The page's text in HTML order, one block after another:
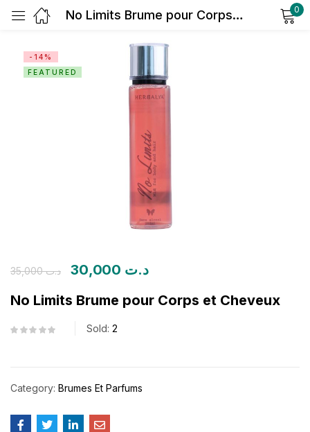
No Limits Brume pour Corps et Cheveux 0
-14%
FEATURED
د.ت35,000 د.ت
No Limits Brume pour Corps et Cheveux
Sold: 2
Category: Brumes Et Parfums
Sign in
Log in